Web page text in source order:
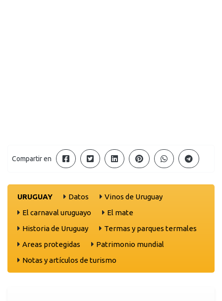
Compartir en
URUGUAY Datos
Vinos de Uruguay
El carnaval uruguayo
El mate
Historia de Uruguay
Termas y parques termales
Areas protegidas
Patrimonio mundial
Notas y artículos de turismo